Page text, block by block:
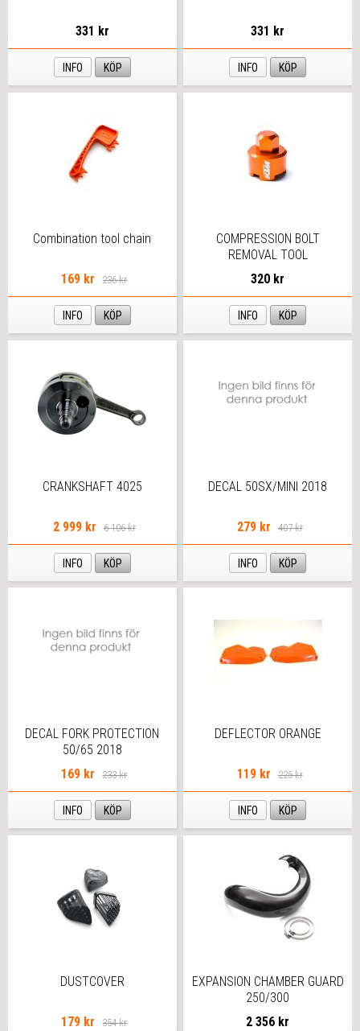
331 kr
INFO KÖP
331 kr
INFO KÖP
Combination tool chain
169 kr 236 kr
INFO KÖP
COMPRESSION BOLT
REMOVAL TOOL
320 kr
INFO KÖP
CRANKSHAFT 4025
2 999 kr 6 106 kr
INFO KÖP
DECAL 50SX/MINI 2018
279 kr 407 kr
INFO KÖP
DECAL FORK PROTECTION
50/65 2018
169 kr
233 kr
INFO KÖP
DEFLECTOR ORANGE
119 kr 225 kr
INFO KÖP
DUSTCOVER
179 kr 354 kr
EXPANSION CHAMBER GUARD
250/300
2 356 kr